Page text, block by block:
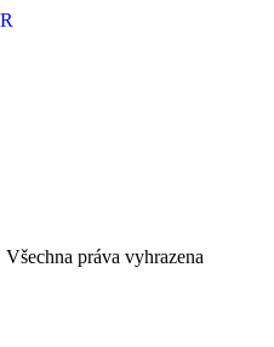
práva vyhrazena